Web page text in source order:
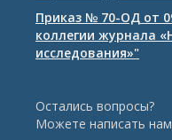
Приказ № 70-ОД от
коллегии журнала
исследования»"
Остались вопросы?
Можете написать